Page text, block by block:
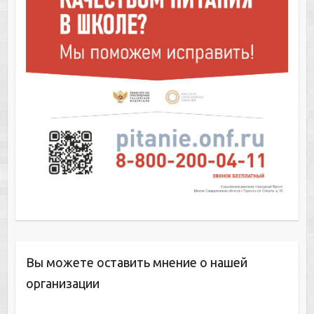
Вы можете оставить мнение о нашей
организации